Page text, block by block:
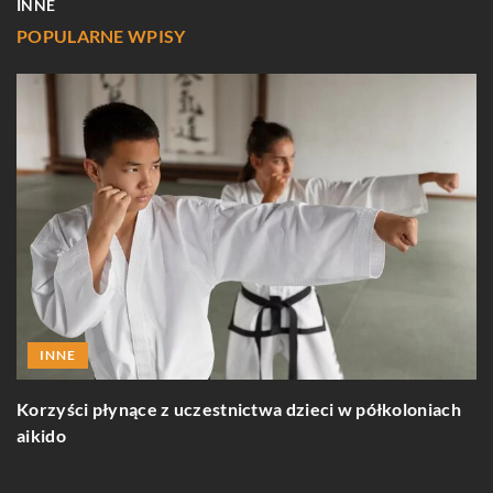
INNE
POPULARNE WPISY
INNE
Korzyści płynące z uczestnictwa dzieci w półkoloniach
aikido